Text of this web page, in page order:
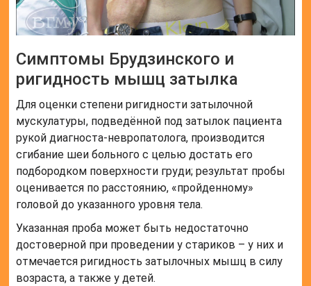
Симптомы Брудзинского и
ригидность мышц затылка
Для оценки степени ригидности затылочной
мускулатуры, подведённой под затылок пациента
рукой диагноста-невропатолога, производится
сгибание шеи больного с целью достать его
подбородком поверхности груди; результат пробы
оценивается по расстоянию, «пройденному»
головой до указанного уровня тела.
Указанная проба может быть недостаточно
достоверной при проведении у стариков – у них и
отмечается ригидность затылочных мышц в силу
возраста, а также у детей.